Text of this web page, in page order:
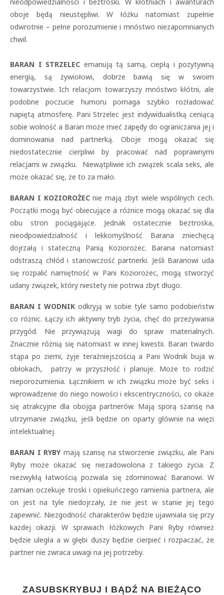
oboje będą nieustępliwi. W łóżku natomiast zupełnie
odwrotnie – pełne porozumienie i mnóstwo niezapomnianych
chwil.
BARAN I STRZELEC emanują tą samą, ciepłą i pozytywną
energią, są żywiołowi, dobrze bawią się w swoim
towarzystwie. Ich relacjom towarzyszy mnóstwo kłótni, ale
podobne poczucie humoru pomaga szybko rozładować
napiętą atmosferę. Pani Strzelec jest indywidualistką ceniącą
sobie wolność a Baran może mieć zapędy do ograniczania jej i
dominowania nad partnerką. Oboje mogą okazać się
niedostatecznie cierpliwi by pracować nad poprawnymi
relacjami w związku. Niewątpliwie ich związek scala seks, ale
może okazać się, że to za mało.
BARAN I KOZIOROŻECnie mają zbyt wiele wspólnych cech.
Początki mogą być obiecujące a różnice mogą okazać się dla
obu stron pociągające. Jednak ostatecznie beztroska,
nieodpowiedzialność i lekkomyślność Barana zniechęcą
dojrzałą i stateczną Panią Koziorożec. Barana natomiast
odstraszą chłód i stanowczość partnerki. Jeśli Baranowi uda
się rozpalić namiętność w Pani Koziorożec, mogą stworzyć
udany związek, który niestety nie potrwa zbyt długo.
BARAN I WODNIKodkryją w sobie tyle samo podobieństw
co różnic. Łączy ich aktywny tryb życia, chęć do przeżywania
przygód. Nie przywiązują wagi do spraw materialnych.
Znacznie różnią się natomiast w innej kwestii. Baran twardo
stąpa po ziemi, żyje teraźniejszością a Pani Wodnik buja w
obłokach, patrzy w przyszłość i planuje. Może to rodzić
nieporozumienia. Łącznikiem w ich związku może być seks i
wprowadzenie do niego nowości i ekscentryczności, co okaże
się atrakcyjne dla obojga partnerów. Mają sporą szansę na
utrzymanie związku, jeśli będzie on oparty głównie na więzi
intelektualnej.
BARAN I RYBYmają szansę na stworzenie związku, ale Pani
Ryby może okazać się niezadowolona z takiego życia. Z
niezwykłą łatwością pozwala się zdominować Baranowi. W
zamian oczekuje troski i opiekuńczego ramienia partnera, ale
on jest na tyle niedojrzały, że nie jest w stanie jej tego
zapewnić. Niezgodność charakterów będzie ujawniała się przy
każdej okazji. W sprawach łóżkowych Pani Ryby również
będzie uległa a w głębi duszy będzie cierpieć i rozpaczać, że
partner nie zwraca uwagi na jej potrzeby.
ZASUBSKRYBUJ I BĄDŹ NA BIEŻĄCO